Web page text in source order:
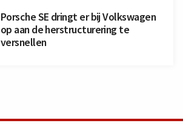
Porsche SE dringt er bij Volkswagen
op aan de herstructurering te
versnellen